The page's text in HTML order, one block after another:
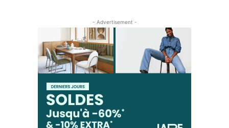
- Advertisement -